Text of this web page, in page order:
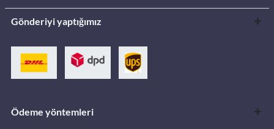
Gönderiyi yaptığımız
Ödeme yöntemleri